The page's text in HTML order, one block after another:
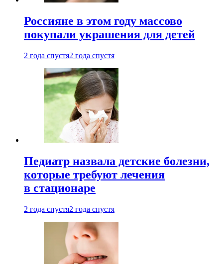
Россияне в этом году массово
покупали украшения для детей
2 года спустя2 года спустя
Педиатр назвала детские болезни,
которые требуют лечения
в стационаре
2 года спустя2 года спустя